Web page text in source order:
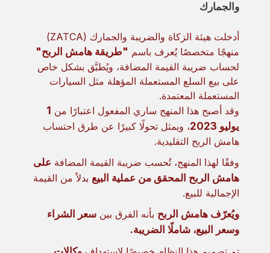
والجمارك
أدخلت هيئة الزكاة والضريبة والجمارك (ZATCA)
منهجًا متخصصًا يُعرف باسم "طريقة هامش الربح"
لحساب ضريبة القيمة المضافة، ويُطبَّق بشكل خاص
على بيع السلع المستعملة المؤهلة مثل السيارات
المستعملة المعتمدة.
وقد أصبح هذا المنهج ساري المفعول اعتبارًا من 1
يوليو 2023
، ويمثل تحولًا كبيرًا عن طرق احتساب
هامش الربح التقليدية.
وفقًا لهذا المنهج، تُحسب ضريبة القيمة المضافة على
هامش الربح المحقق من عملية البيع بدلاً من القيمة
الإجمالية للبيع.
ويُعرّف هامش الربح بأنه الفرق بين سعر الشراء
وسعر البيع، شاملًا الضريبة.